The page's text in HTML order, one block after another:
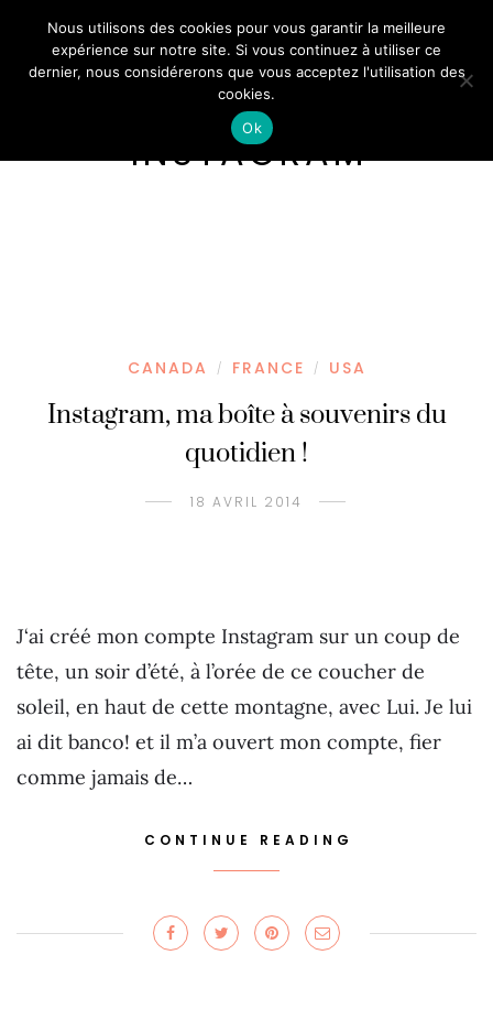
INSTAGRAM
CANADA / FRANCE / USA
Instagram, ma boîte à souvenirs du
quotidien !
18 AVRIL 2014
J‘ai créé mon compte Instagram sur un coup de
tête, un soir d’été, à l’orée de ce coucher de
soleil, en haut de cette montagne, avec Lui. Je lui
ai dit banco! et il m’a ouvert mon compte, fier
comme jamais de…
CONTINUE READING
Nous utilisons des cookies pour vous garantir la meilleure
expérience sur notre site. Si vous continuez à utiliser ce
dernier, nous considérerons que vous acceptez l'utilisation des
cookies.
Ok